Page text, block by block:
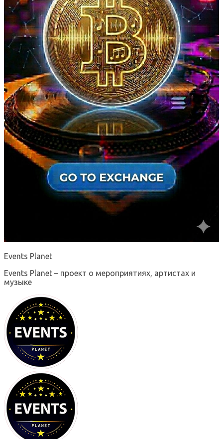
Events Planet
Events Planet – проект о мероприятиях, артистах и
музыке